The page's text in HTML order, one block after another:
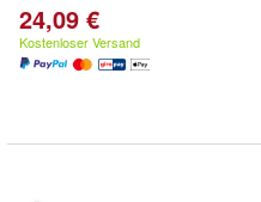
24,09 €
Kostenloser Versand